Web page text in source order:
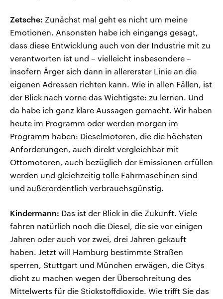
Zetsche: Zunächst mal geht es nicht um meine
Emotionen. Ansonsten habe ich eingangs gesagt,
dass diese Entwicklung auch von der Industrie mit zu
verantworten ist und – vielleicht insbesondere –
insofern Ärger sich dann in allererster Linie an die
eigenen Adressen richten kann. Wie in allen Fällen, ist
der Blick nach vorne das Wichtigste: zu lernen. Und
da habe ich ganz klare Aussagen gemacht. Wir haben
heute im Programm oder werden morgen im
Programm haben: Dieselmotoren, die die höchsten
Anforderungen, auch direkt vergleichbar mit
Ottomotoren, auch bezüglich der Emissionen erfüllen
werden und gleichzeitig tolle Fahrmaschinen sind
und außerordentlich verbrauchsgünstig.
Kindermann: Das ist der Blick in die Zukunft. Viele
fahren natürlich noch die Diesel, die sie vor einigen
Jahren oder auch vor zwei, drei Jahren gekauft
haben. Jetzt will Hamburg bestimmte Straßen
sperren, Stuttgart und München erwägen, die Citys
dicht zu machen wegen der Überschreitung des
Mittelwerts für die Stickstoffdioxide. Wie trifft Sie das